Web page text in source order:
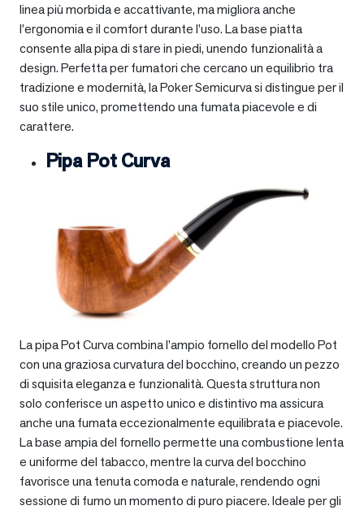
linea più morbida e accattivante, ma migliora anche
l’ergonomia e il comfort durante l’uso. La base piatta
consente alla pipa di stare in piedi, unendo funzionalità a
design. Perfetta per fumatori che cercano un equilibrio tra
tradizione e modernità, la Poker Semicurva si distingue per il
suo stile unico, promettendo una fumata piacevole e di
carattere.
Pipa Pot Curva
La pipa Pot Curva combina l’ampio fornello del modello Pot
con una graziosa curvatura del bocchino, creando un pezzo
di squisita eleganza e funzionalità. Questa struttura non
solo conferisce un aspetto unico e distintivo ma assicura
anche una fumata eccezionalmente equilibrata e piacevole.
La base ampia del fornello permette una combustione lenta
e uniforme del tabacco, mentre la curva del bocchino
favorisce una tenuta comoda e naturale, rendendo ogni
sessione di fumo un momento di puro piacere. Ideale per gli